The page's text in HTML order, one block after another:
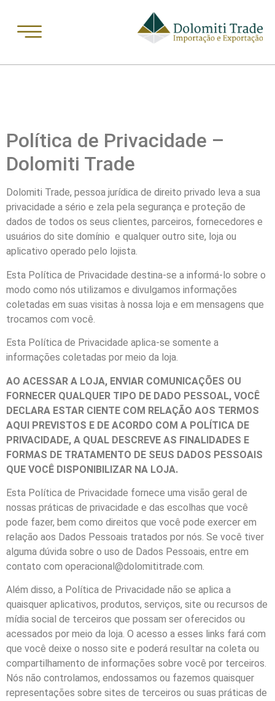
Política de Privacidade –
Dolomiti Trade
Dolomiti Trade, pessoa jurídica de direito privado leva a sua
privacidade a sério e zela pela segurança e proteção de
dados de todos os seus clientes, parceiros, fornecedores e
usuários do site domínio e qualquer outro site, loja ou
aplicativo operado pelo lojista.
Esta Política de Privacidade destina-se a informá-lo sobre o
modo como nós utilizamos e divulgamos informações
coletadas em suas visitas à nossa loja e em mensagens que
trocamos com você.
Esta Política de Privacidade aplica-se somente a
informações coletadas por meio da loja.
AO ACESSAR A LOJA, ENVIAR COMUNICAÇÕES OU
FORNECER QUALQUER TIPO DE DADO PESSOAL, VOCÊ
DECLARA ESTAR CIENTE COM RELAÇÃO AOS TERMOS
AQUI PREVISTOS E DE ACORDO COM A POLÍTICA DE
PRIVACIDADE, A QUAL DESCREVE AS FINALIDADES E
FORMAS DE TRATAMENTO DE SEUS DADOS PESSOAIS
QUE VOCÊ DISPONIBILIZAR NA LOJA.
Esta Política de Privacidade fornece uma visão geral de
nossas práticas de privacidade e das escolhas que você
pode fazer, bem como direitos que você pode exercer em
relação aos Dados Pessoais tratados por nós. Se você tiver
alguma dúvida sobre o uso de Dados Pessoais, entre em
contato com operacional@dolomititrade.com.
Além disso, a Política de Privacidade não se aplica a
quaisquer aplicativos, produtos, serviços, site ou recursos de
mídia social de terceiros que possam ser oferecidos ou
acessados por meio da loja. O acesso a esses links fará com
que você deixe o nosso site e poderá resultar na coleta ou
compartilhamento de informações sobre você por terceiros.
Nós não controlamos, endossamos ou fazemos quaisquer
representações sobre sites de terceiros ou suas práticas de